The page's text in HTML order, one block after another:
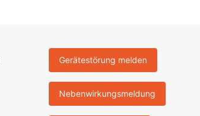
Gerätestörung melden
Nebenwirkungsmeldung